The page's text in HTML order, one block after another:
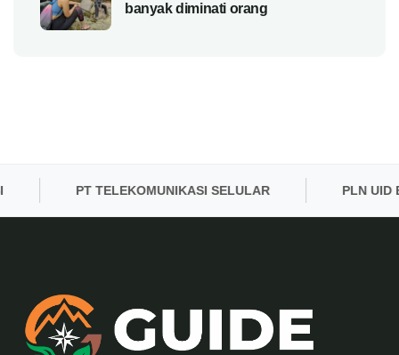
banyak diminati orang
PT TELEKOMUNIKASI SELULAR PLN UID